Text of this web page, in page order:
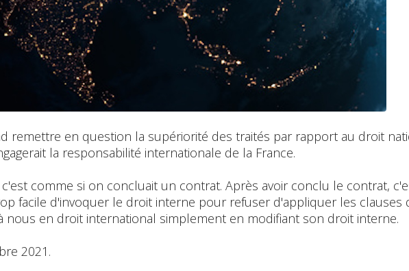
remettre en question la supériorité des traités par rapport au droit
la responsabilité internationale de la France.
comme si on concluait un contrat. Après avoir conclu le contrat,
facile d'invoquer le droit interne pour refuser d'appliquer les clauses
nous en droit international simplement en modifiant son droit interne.
2021.